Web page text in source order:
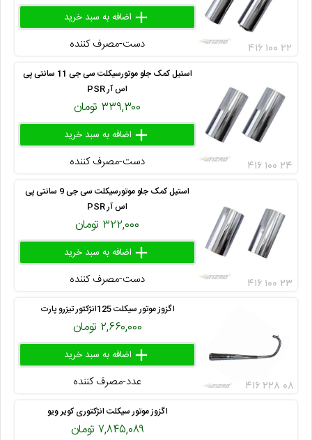
add
دست-مصرف کننده ۴۱۶ ۱۰۰ ۲۲
استیل کمک جلو موتورسیکلت سی جی 11 سانتی پی
اس آر PSR
۳۳۹,۳۰۰ تومان
add
دست-مصرف کننده ۴۱۶ ۱۰۰ ۲۴
استیل کمک جلو موتورسیکلت سی جی 9 سانتی پی
اس آر PSR
۳۲۲,۰۰۰ تومان
add
دست-مصرف کننده ۴۱۶ ۱۰۰ ۲۳
اگزوز موتور سیکلت 125انژکتور تیزرو پارت
۲,۶۶۰,۰۰۰ تومان
add
عدد-مصرف کننده ۴۱۶ ۲۲۸ ۰۸
اگزوز موتور سیکلت انژکتوری کویر ویو
۷,۸۴۵,۰۸۹ تومان